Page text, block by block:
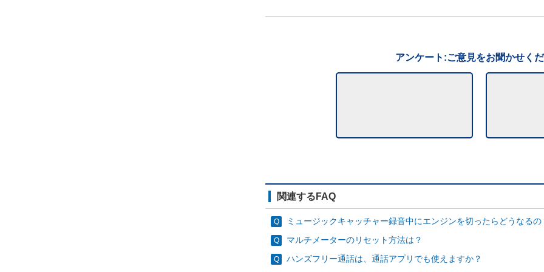
アンケート:ご意見をお聞かせく
関連するFAQ
ミュージックキャッチャー録音中にエンジンを切ったらどうなるの
マルチメーターのリセット方法は？
ハンズフリー通話は、通話アプリでも使えますか？